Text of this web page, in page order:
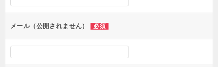
ョ
ンメール（公開されません） 必須